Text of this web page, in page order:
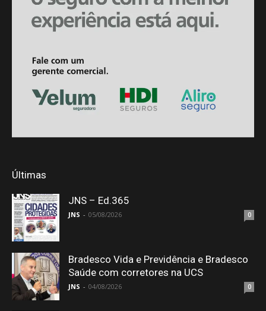
Últimas
JNS – Ed.365
JNS - 05/08/2026 0
Bradesco Vida e Previdência e Bradesco
Saúde com corretores na UCS
JNS - 04/08/2026 0